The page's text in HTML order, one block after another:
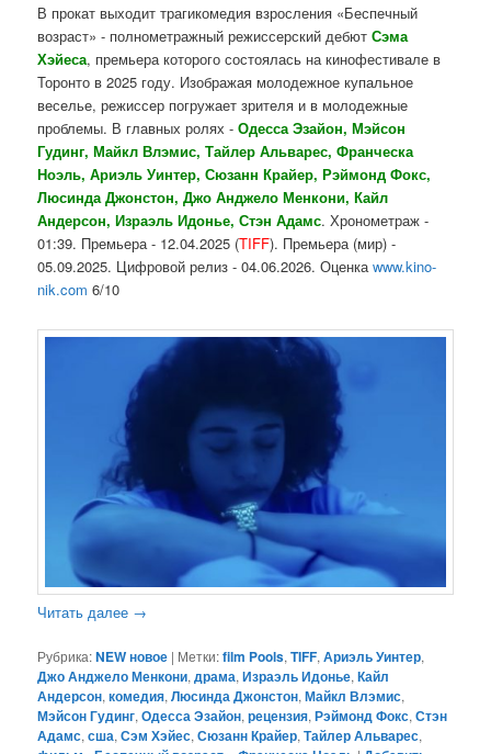
В прокат выходит трагикомедия взросления «Беспечный
возраст» - полнометражный режиссерский дебютСэма
Хэйеса, премьера которого состоялась на кинофестивале в
Торонто в 2025 году. Изображая молодежное купальное
веселье, режиссер погружает зрителя и в молодежные
проблемы. В главных ролях -Одесса Эзайон, Мэйсон
Гудинг, Майкл Влэмис, Тайлер Альварес, Франческа
Ноэль, Ариэль Уинтер, Сюзанн Крайер, Рэймонд Фокс,
Люсинда Джонстон, Джо Анджело Менкони, Кайл
Андерсон, Израэль Идонье, Стэн Адамс. Хронометраж -
01:39. Премьера - 12.04.2025 (TIFF). Премьера (мир) -
05.09.2025. Цифровой релиз - 04.06.2026. Оценкаwww.kino-
nik.com 6/10
Читать далее →
Рубрика:NEW новое | Метки:film Pools,TIFF,Ариэль Уинтер,
Джо Анджело Менкони,драма,Израэль Идонье,Кайл
Андерсон,комедия,Люсинда Джонстон,Майкл Влэмис,
Мэйсон Гудинг,Одесса Эзайон,рецензия,Рэймонд Фокс,Стэн
Адамс,сша,Сэм Хэйес,Сюзанн Крайер,Тайлер Альварес,